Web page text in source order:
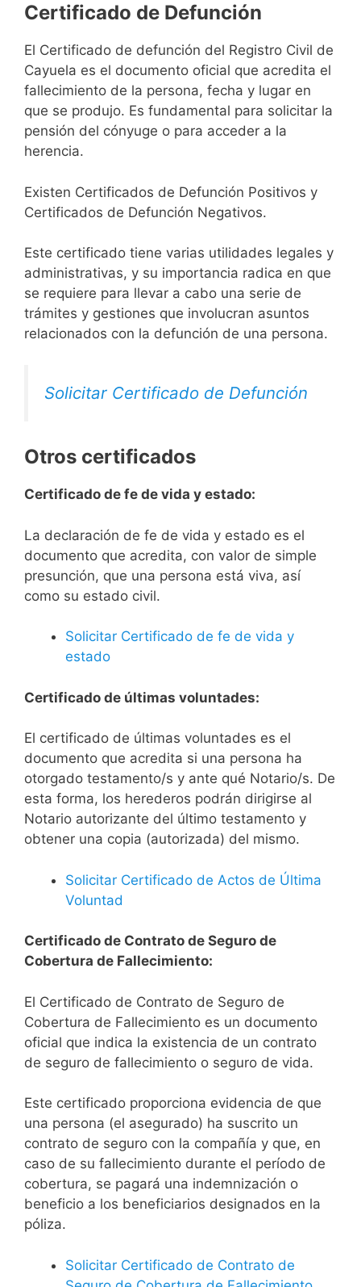
Certificado de Defunción
El Certificado de defunción del Registro Civil de
Cayuela es el documento oficial que acredita el
fallecimiento de la persona, fecha y lugar en
que se produjo. Es fundamental para solicitar la
pensión del cónyuge o para acceder a la
herencia.
Existen Certificados de Defunción Positivos y
Certificados de Defunción Negativos.
Este certificado tiene varias utilidades legales y
administrativas, y su importancia radica en que
se requiere para llevar a cabo una serie de
trámites y gestiones que involucran asuntos
relacionados con la defunción de una persona.
Solicitar Certificado de Defunción
Otros certificados
Certificado de fe de vida y estado:
La declaración de fe de vida y estado es el
documento que acredita, con valor de simple
presunción, que una persona está viva, así
como su estado civil.
Solicitar Certificado de fe de vida y
estado
Certificado de últimas voluntades:
El certificado de últimas voluntades es el
documento que acredita si una persona ha
otorgado testamento/s y ante qué Notario/s. De
esta forma, los herederos podrán dirigirse al
Notario autorizante del último testamento y
obtener una copia (autorizada) del mismo.
Solicitar Certificado de Actos de Última
Voluntad
Certificado de Contrato de Seguro de
Cobertura de Fallecimiento:
El Certificado de Contrato de Seguro de
Cobertura de Fallecimiento es un documento
oficial que indica la existencia de un contrato
de seguro de fallecimiento o seguro de vida.
Este certificado proporciona evidencia de que
una persona (el asegurado) ha suscrito un
contrato de seguro con la compañía y que, en
caso de su fallecimiento durante el período de
cobertura, se pagará una indemnización o
beneficio a los beneficiarios designados en la
póliza.
Solicitar Certificado de Contrato de